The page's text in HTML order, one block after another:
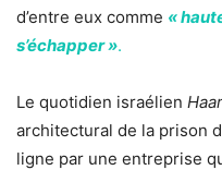
d’entre eux comme «
s’échapper ».
Le quotidien israélien
architectural de la prison
ligne par une entreprise